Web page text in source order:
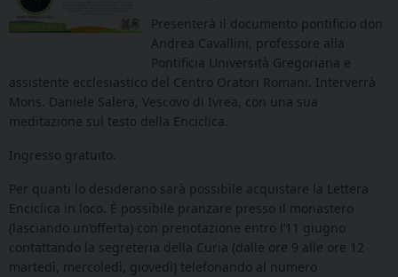
Presenterà il documento pontificio don
Andrea Cavallini, professore alla
Pontificia Università Gregoriana e
assistente ecclesiastico del Centro Oratori Romani. Interverrà
Mons. Daniele Salera, Vescovo di Ivrea, con una sua
meditazione sul testo della Enciclica.
Ingresso gratuito.
Per quanti lo desiderano sarà possibile acquistare la Lettera
Enciclica in loco. È possibile pranzare presso il monastero
(lasciando un’offerta) con prenotazione entro l’11 giugno
contattando la segreteria della Curia (dalle ore 9 alle ore 12
martedì, mercoledì, giovedì) telefonando al numero